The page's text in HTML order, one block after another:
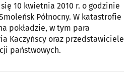
10 kwietnia 2010 r. o godzinie
Północny. W katastrofie
pokładzie, w tym para
Kaczyńscy oraz przedstawiciele
państwowych.